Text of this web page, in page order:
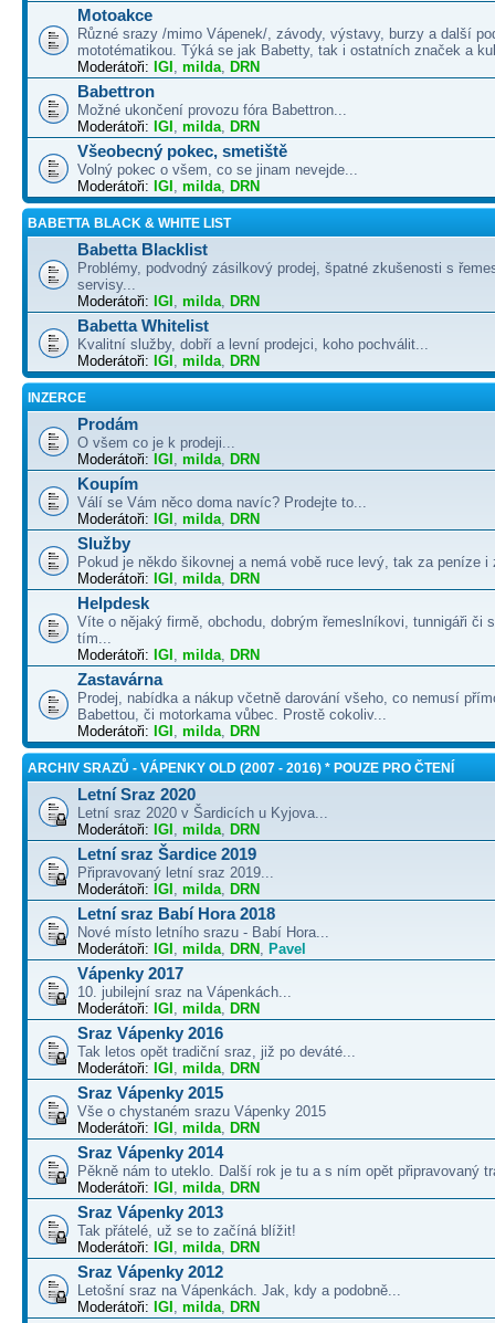
Motoakce
Různé srazy /mimo Vápenek/, závody, výstavy, burzy a další
mototématikou. Týká se jak Babetty, tak i ostatních značek a
Moderátoři: IGI , milda, DRN
Babettron
Možné ukončení provozu fóra Babettron...
Moderátoři: IGI , milda, DRN
Všeobecný pokec, smetiště
Volný pokec o všem, co se jinam nevejde...
Moderátoři: IGI , milda, DRN
BABETTA BLACK & WHITE LIST
Babetta Blacklist
Problémy, podvodný zásilkový prodej, špatné zkušenosti s
servisy...
Moderátoři: IGI , milda, DRN
Babetta Whitelist
Kvalitní služby, dobří a levní prodejci, koho pochválit...
Moderátoři: IGI , milda, DRN
INZERCE
Prodám
O všem co je k prodeji...
Moderátoři: IGI , milda, DRN
Koupím
Válí se Vám něco doma navíc? Prodejte to...
Moderátoři: IGI , milda, DRN
Služby
Pokud je někdo šikovnej a nemá vobě ruce levý, tak za peníze i
Moderátoři: IGI , milda, DRN
Helpdesk
Víte o nějaký firmě, obchodu, dobrým řemeslníkovi, tunnigáři či
tím...
Moderátoři: IGI , milda, DRN
Zastavárna
Prodej, nabídka a nákup včetně darování všeho, co nemusí
Babettou, či motorkama vůbec. Prostě cokoliv...
Moderátoři: IGI , milda, DRN
ARCHIV SRAZŮ - VÁPENKY OLD (2007 - 2016) * POUZE PRO ČTENÍ
Letní Sraz 2020
Letní sraz 2020 v Šardicích u Kyjova...
Moderátoři: IGI , milda, DRN
Letní sraz Šardice 2019
Připravovaný letní sraz 2019...
Moderátoři: IGI , milda, DRN
Letní sraz Babí Hora 2018
Nové místo letního srazu - Babí Hora...
Moderátoři: IGI , milda, DRN , Pavel
Vápenky 2017
10. jubilejní sraz na Vápenkách...
Moderátoři: IGI , milda, DRN
Sraz Vápenky 2016
Tak letos opět tradiční sraz, již po deváté...
Moderátoři: IGI , milda, DRN
Sraz Vápenky 2015
Vše o chystaném srazu Vápenky 2015
Moderátoři: IGI , milda, DRN
Sraz Vápenky 2014
Pěkně nám to uteklo. Další rok je tu a s ním opět připravovaný
Moderátoři: IGI , milda, DRN
Sraz Vápenky 2013
Tak přátelé, už se to začíná blížit!
Moderátoři: IGI , milda, DRN
Sraz Vápenky 2012
Letošní sraz na Vápenkách. Jak, kdy a podobně...
Moderátoři: IGI , milda, DRN